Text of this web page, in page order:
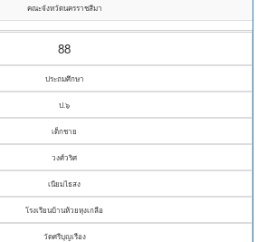
คณะจังหวัดนครราชสีมา
88
ประถมศึกษา
ป.๖
เด็กชาย
วงศ์วริศ
เนียมไธสง
โรงเรียนบ้านห้วยหุงเกลือ
วัดศรีบุญเรือง